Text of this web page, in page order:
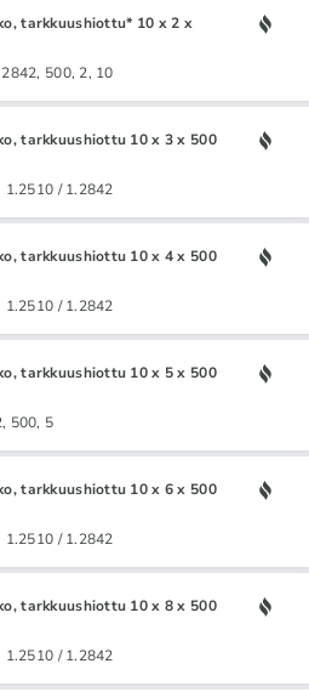
tarkkuushiottu* 10 x 2 x
500, 2, 10
tarkkuushiottu 10 x 3 x 500
1.2510 / 1.2842
tarkkuushiottu 10 x 4 x 500
1.2510 / 1.2842
tarkkuushiottu 10 x 5 x 500
500, 5
tarkkuushiottu 10 x 6 x 500
1.2510 / 1.2842
tarkkuushiottu 10 x 8 x 500
1.2510 / 1.2842